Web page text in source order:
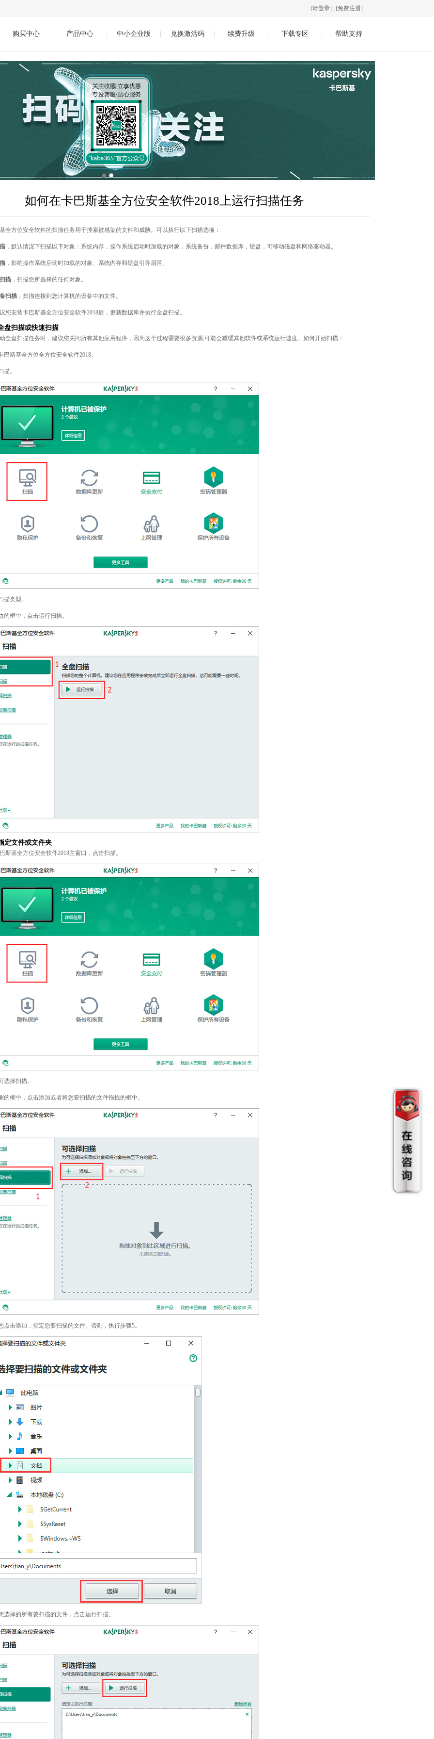
[请登录] [免费注册]
购买中心 产品中心 中小企业版 兑换激活码 续费升级 下载专区 帮助支持
如何在卡巴斯基全方位安全软件2018上运行扫描任务
全方位安全软件的扫描任务用于搜索被感染的文件和威胁。可以执行以下扫描选项：
，默认情况下扫描以下对象：系统内存，操作系统启动时加载的对象，系统备份，邮件数据库，硬盘，可移动磁盘和网络驱动器。
，影响操作系统启动时加载的对象、系统内存和硬盘引导扇区。
描 ，扫描您所选择的任何对象。
扫描 ，扫描连接到您计算机的设备中的文件。
您安装卡巴斯基全方位安全软件2018后，更新数据库并执行全盘扫描。
盘扫描或快速扫描
全盘扫描任务时，建议您关闭所有其他应用程序，因为这个过程需要很多资源,可能会减缓其他软件或系统运行速度。如何开始扫描：
巴斯基全方位全方位安全软件2018。
描。
描类型。
的框中，点击运行扫描。
定文件或文件夹
斯基全方位安全软件2018主窗口，点击扫描。
选择扫描。
的框中，点击添加或者将您要扫描的文件拖拽的框中。
点击添加，指定您要扫描的文件。否则，执行步骤5。
选择的所有要扫描的文件，点击运行扫描。